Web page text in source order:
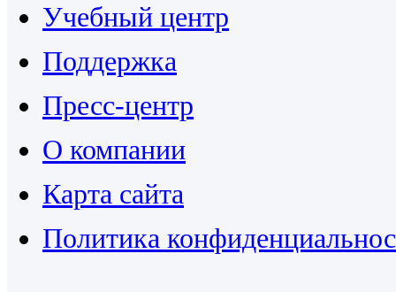
Учебный центр
Поддержка
Пресс-центр
О компании
Карта сайта
Политика